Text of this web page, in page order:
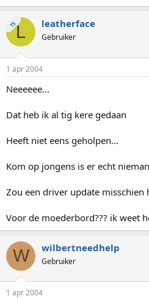
TSL leatherface
Gebruiker
1 apr 2004
Neeeeee...
Dat heb ik al tig kere gedaan
Heeft niet eens geholpen...
Kom op jongens is er echt
Zou een driver update misschien
Voor de moederbord??? ik weet
W wilbertneedhelp
Gebruiker
1 apr 2004